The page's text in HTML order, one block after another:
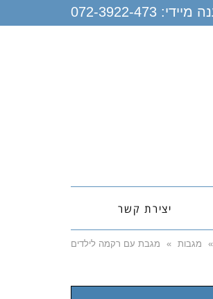
מיידי: 072-3922-473
יצירת קשר
» מגבות » מגבת עם רקמה לילדים